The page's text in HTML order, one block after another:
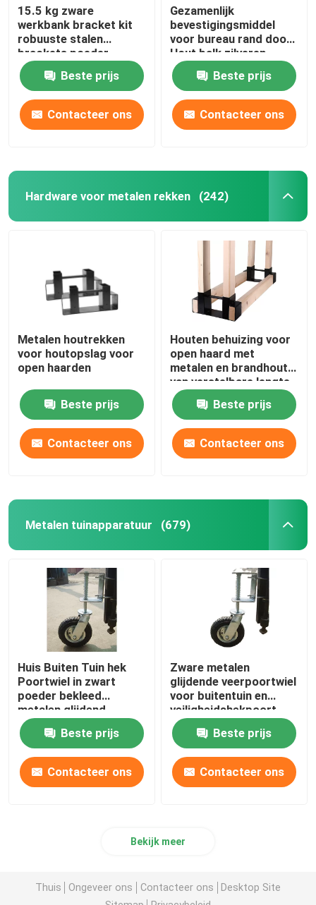
15.5 kg zware
werkbank bracket kit
robuuste stalen
brackets poeder
gecoat
Beste prijs
Contacteer ons
Gezamenlijk
bevestigingsmiddel
voor bureau rand doos
Hout balk zilveren
werkbank brackets kit
met schroeven
Beste prijs
Contacteer ons
Hardware voor metalen rekken (242)
Metalen houtrekken
voor houtopslag voor
open haarden
Beste prijs
Contacteer ons
Houten behuizing voor
open haard met
metalen en brandhout
van verstelbare lengte
Beste prijs
Contacteer ons
Metalen tuinapparatuur (679)
Huis Buiten Tuin hek
Poortwiel in zwart
poeder bekleed
metalen glijdend
ontwerp
Beste prijs
Contacteer ons
Zware metalen
glijdende veerpoortwiel
voor buitentuin en
veiligheidshekpoort
Beste prijs
Contacteer ons
Bekijk meer
Thuis Ongeveer ons Contacteer ons
Desktop Site